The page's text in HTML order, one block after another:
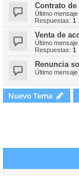
Contrato de
Último
Respuestas: 1
Venta de
Último
Respuestas: 1
Renuncia
Último
Nuevo Tema